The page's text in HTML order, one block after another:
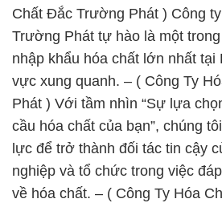
Chất Đắc Trường Phát ) Công
Trường Phát tự hào là một
nhập khẩu hóa chất lớn nhất tại
vực xung quanh. – ( Công Ty
Phát ) Với tầm nhìn “Sự lựa
cầu hóa chất của bạn”, chúng
lực để trở thành đối tác tin cậy
nghiệp và tổ chức trong việc
về hóa chất. – ( Công Ty Hóa